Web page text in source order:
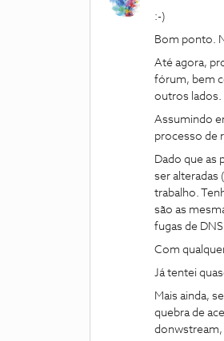
:-)
Bom ponto.
Até agora,
fórum, bem
outros lados.
Assumindo
processo de
Dado que as
ser alteradas
trabalho.
são as
fugas de
Com
Já tentei
Mais ainda,
quebra de
donwstream,